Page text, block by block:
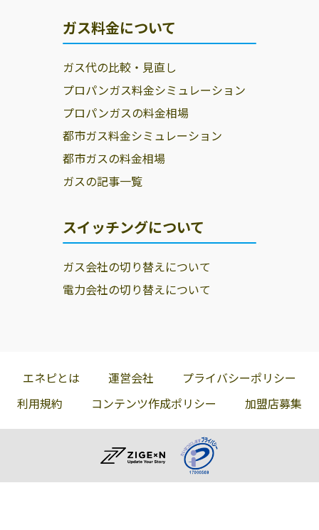
ＥＮＥＯＳグロ
式会社／播磨支
たつの市龍野町
ガス料金について
ガス代の比較・見直し
プロパンガス料金シミュレーション
プロパンガスの料金相場
都市ガス料金シミュレーション
都市ガスの料金相場
ガスの記事一覧
スイッチングについて
ガス会社の切り替えについて
電力会社の切り替えについて
エネピとは 運営会社
プライバシーポリシー
利用規約
コンテンツ作成ポリシー 加盟店募集